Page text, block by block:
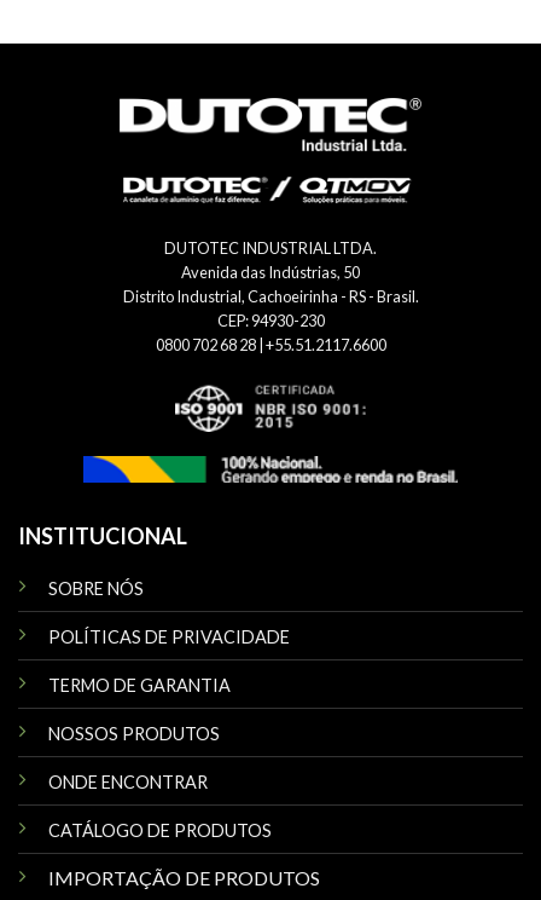
DUTOTEC INDUSTRIAL LTDA.
Avenida das Indústrias, 50
Distrito Industrial, Cachoeirinha - RS - Brasil.
CEP: 94930-230
0800 702 68 28 | +55.51.2117.6600
INSTITUCIONAL
SOBRE NÓS
POLÍTICAS DE PRIVACIDADE
TERMO DE GARANTIA
NOSSOS PRODUTOS
ONDE ENCONTRAR
CATÁLOGO DE PRODUTOS
IMPORTAÇÃO DE PRODUTOS